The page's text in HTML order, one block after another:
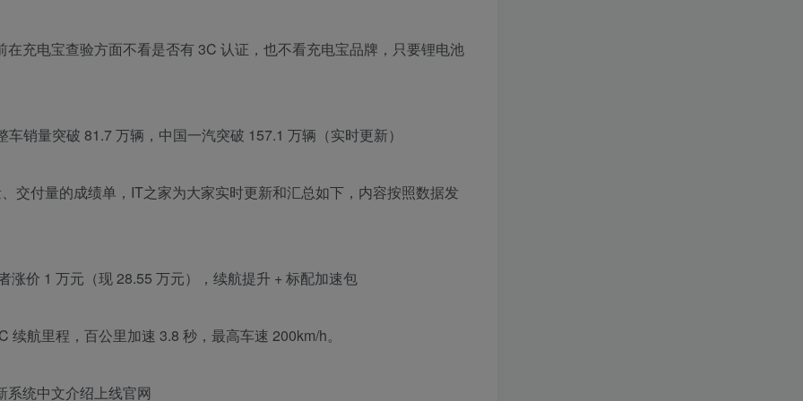
在充电宝查验方面不看是否有 3C 认证，也不看充电宝品牌，只要锂电池
销量突破 81.7 万辆，中国一汽突破 157.1 万辆（实时更新）
交付量的成绩单，IT之家为大家实时更新和汇总如下，内容按照数据发
价 1 万元（现 28.55 万元），续航提升 + 标配加速包
航里程，百公里加速 3.8 秒，最高车速 200km/h。
系统中文介绍上线官网